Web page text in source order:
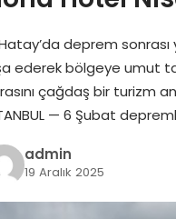
deprem sonrası
ederek bölgeye umut
çağdaş bir turizm
— 6 Şubat
admin
19 Aralık 2025